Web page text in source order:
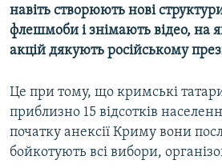
навіть створюють нові
флешмоби і знімають відео, на
акцій дякують російському
Це при тому, що кримські
приблизно 15 відсотків
початку анексії Криму вони
бойкотують всі вибори,